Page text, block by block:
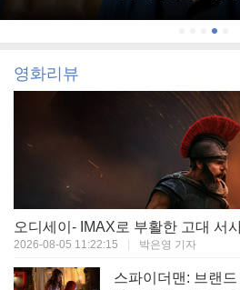
영화리뷰
2026-08-05 11:22:15 박은영 기자
스파이더맨: 브랜